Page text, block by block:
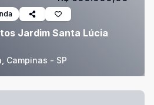
Jardim Santa Lúcia
Campinas - SP